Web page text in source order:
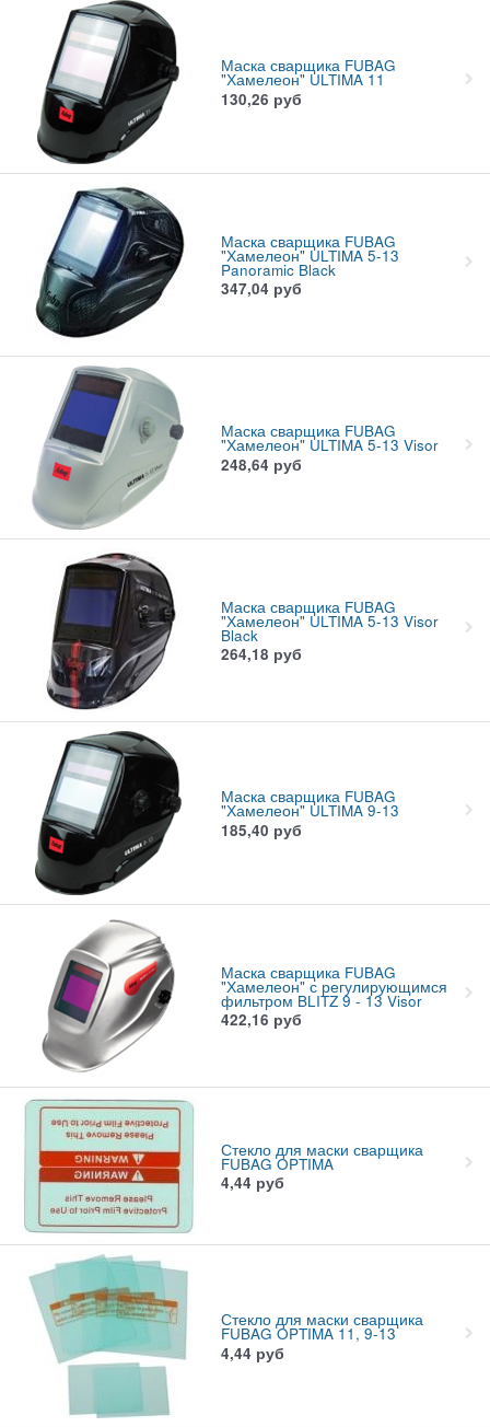
Маска сварщика FUBAG
"Хамелеон" ULTIMA 11
130,26 руб
Маска сварщика FUBAG
"Хамелеон" ULTIMA 5-13
Panoramic Black
347,04 руб
Маска сварщика FUBAG
"Хамелеон" ULTIMA 5-13 Visor
248,64 руб
Маска сварщика FUBAG
"Хамелеон" ULTIMA 5-13 Visor
Black
264,18 руб
Маска сварщика FUBAG
"Хамелеон" ULTIMA 9-13
185,40 руб
Маска сварщика FUBAG
"Хамелеон" с регулирующимся
фильтром BLITZ 9 - 13 Visor
422,16 руб
Стекло для маски сварщика
FUBAG OPTIMA
4,44 руб
Стекло для маски сварщика
FUBAG OPTIMA 11, 9-13
4,44 руб